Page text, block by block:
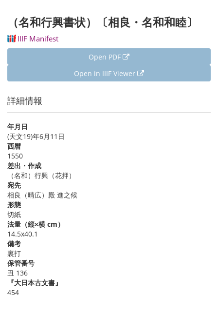
（名和行興書状）〔相良・名和和睦〕
IIIF Manifest
Open PDF
Open in IIIF Viewer
詳細情報
年月日
(天文19)年6月11日
西暦
1550
差出・作成
（名和）行興（花押）
宛先
相良（晴広）殿 進之候
形態
切紙
法量（縦×横 cm）
14.5x40.1
備考
裏打
保管番号
丑 136
『大日本古文書』
454